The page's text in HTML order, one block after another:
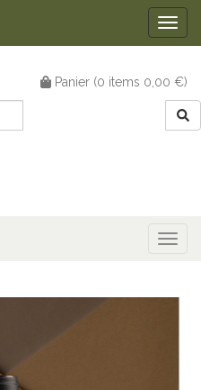
Panier (0 items 0,00 €)